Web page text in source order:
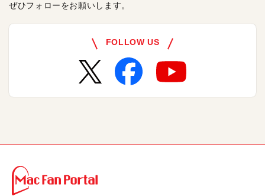
ぜひフォローをお願いします。
FOLLOW US